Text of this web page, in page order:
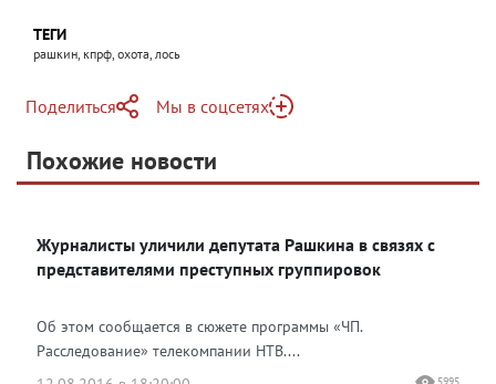
ТЕГИ
рашкин, кпрф, охота, лось
Поделиться
Telegram
Одноклассники
Мы в соцсетях
Яндекс Дзен
Похожие новости
Журналисты уличили депутата Рашкина в связях с
представителями преступных группировок
Об этом сообщается в сюжете программы «ЧП.
Расследование» телекомпании НТВ....